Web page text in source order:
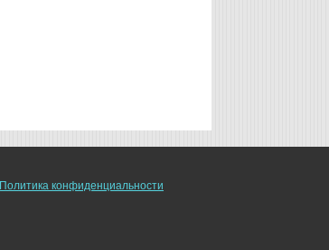
Политика конфиденциальности